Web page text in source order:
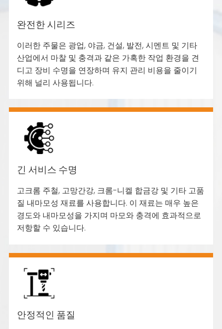
완전한 시리즈
이러한 주물은 광업, 야금, 건설, 발전, 시멘트 및 기타
산업에서 마찰 및 충격과 같은 가혹한 작업 환경을 견
디고 장비 수명을 연장하며 유지 관리 비용을 줄이기
위해 널리 사용됩니다.
긴 서비스 수명
고크롬 주철, 고망간강, 크롬-니켈 합금강 및 기타 고품
질 내마모성 재료를 사용합니다. 이 재료는 매우 높은
경도와 내마모성을 가지며 마모와 충격에 효과적으로
저항할 수 있습니다.
안정적인 품질